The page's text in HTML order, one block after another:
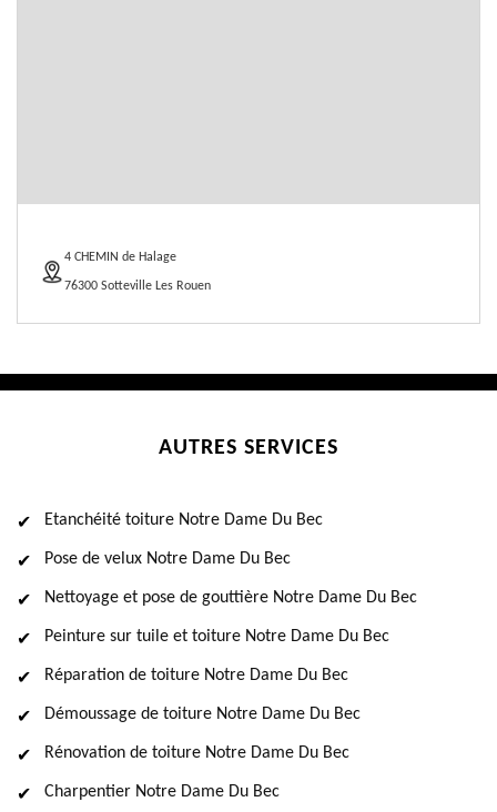
4 CHEMIN de Halage
76300 Sotteville Les Rouen
AUTRES SERVICES
Etanchéité toiture Notre Dame Du Bec
Pose de velux Notre Dame Du Bec
Nettoyage et pose de gouttière Notre Dame Du Bec
Peinture sur tuile et toiture Notre Dame Du Bec
Réparation de toiture Notre Dame Du Bec
Démoussage de toiture Notre Dame Du Bec
Rénovation de toiture Notre Dame Du Bec
Charpentier Notre Dame Du Bec